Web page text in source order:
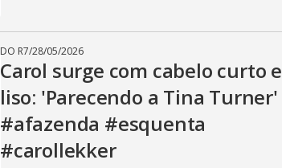
DO R7/28/05/2026
Carol surge com cabelo curto e
liso: 'Parecendo a Tina Turner'
#afazenda #esquenta
#carollekker